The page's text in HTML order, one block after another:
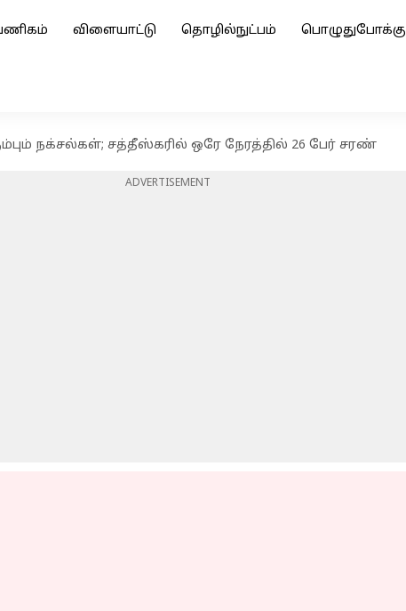
விளையாட்டு தொழில்நுட்பம் பொழுதுபோக்கு
நக்சல்கள்; சத்தீஸ்கரில் ஒரே நேரத்தில் 26 பேர் சரண்
ADVERTISEMENT